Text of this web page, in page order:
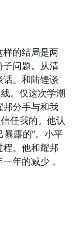
的结局是两
子问题。从清
话。和陆铿谈
。仅这次学潮
邦分手与和我
任我的。他认
暴露的”。小平
。他和耀邦
年的减少，